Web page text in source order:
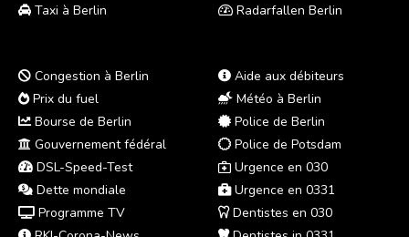
Taxi à Berlin
Radarfallen Berlin
Congestion à Berlin
Prix du fuel
Bourse de Berlin
Gouvernement fédéral
DSL-Speed-Test
Dette mondiale
Programme TV
Aide aux débiteurs
Météo à Berlin
Police de Berlin
Police de Potsdam
Urgence en 030
Urgence en 0331
Dentistes en 030